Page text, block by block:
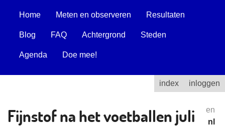
Home Meten en observeren Resultaten
Blog FAQ Achtergrond Steden
Agenda Doe mee!
index inloggen
Fijnstof na het voetballen juli
en
nl